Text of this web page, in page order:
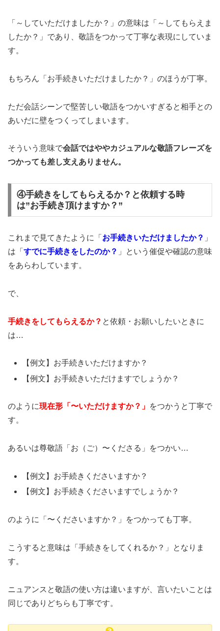
「～していただけましたか？」の意味は「～してもらえま
したか？」であり、敬語をつかって丁寧な表現にしていま
す。
もちろん「お手続きいただけましたか？」のほうが丁寧。
ただ会話シーンで堅苦しい敬語をつかいすぎると相手との
あいだに壁をつくってしまいます。
そういう意味で会話ではややカジュアルな敬語フレーズを
つかっても差し支えありません。
④手続きをしてもらえるか？と依頼する時
は”お手続き頂けますか？”
これまで見てきたように「 お手続きいただけましたか？ 」
は「 すでに手続きをしたのか？ 」という催促や確認の意味
をあらわしています。
で、
手続きをしてもらえるか？ と依頼・お願いしたいときに
は…
【例文】お手続きいただけますか？
【例文】お手続きいただけますでしょうか？
のように現在形「〜いただけますか？」 をつかうと丁寧で
す。
あるいは尊敬語「お（ご）〜くださる」をつかい…
【例文】お手続きくださいますか？
【例文】お手続きくださいますでしょうか？
のように「〜くださいますか？」をつかっても丁寧。
こうすると意味は「手続きをしてくれるか？」となりま
す。
ニュアンスと敬語の使い方は違いますが、言いたいことは
同じでありどちらも丁寧です。